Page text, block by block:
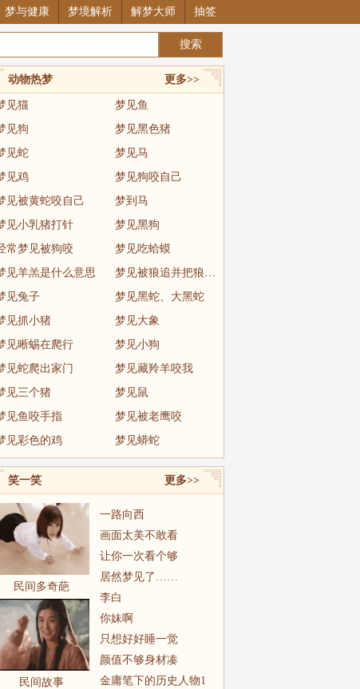
梦与健康 梦境解析 解梦大师 抽签
更多>>
动物热梦
见猫
梦见鱼
见狗
梦见黑色猪
见蛇
梦见马
见鸡
梦见狗咬自己
见被黄蛇咬自己
梦到马
见小乳猪打针
梦见黑狗
常梦见被狗咬
梦见吃蛤蟆
见羊羔是什么意思
梦见被狼追并把狼制服
见兔子
梦见黑蛇、大黑蛇
见抓小猪
梦见大象
见晰蜴在爬行
梦见小狗
见蛇爬出家门
梦见藏羚羊咬我
见三个猪
梦见鼠
见鱼咬手指
梦见被老鹰咬
见彩色的鸡
梦见蟒蛇
更多>>
笑一笑
民间多奇葩
民间故事
一路向西
画面太美不敢看
让你一次看个够
居然梦见了……
李白
你妹啊
只想好好睡一觉
颜值不够身材凑
金庸笔下的历史人物1